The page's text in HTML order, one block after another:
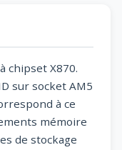
chipset X870.
sur socket AM5
à ce
mémoire
de stockage